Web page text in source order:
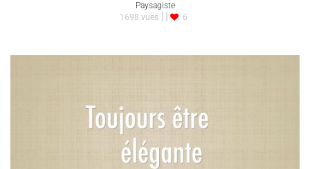
Paysagiste
1698 vues
6